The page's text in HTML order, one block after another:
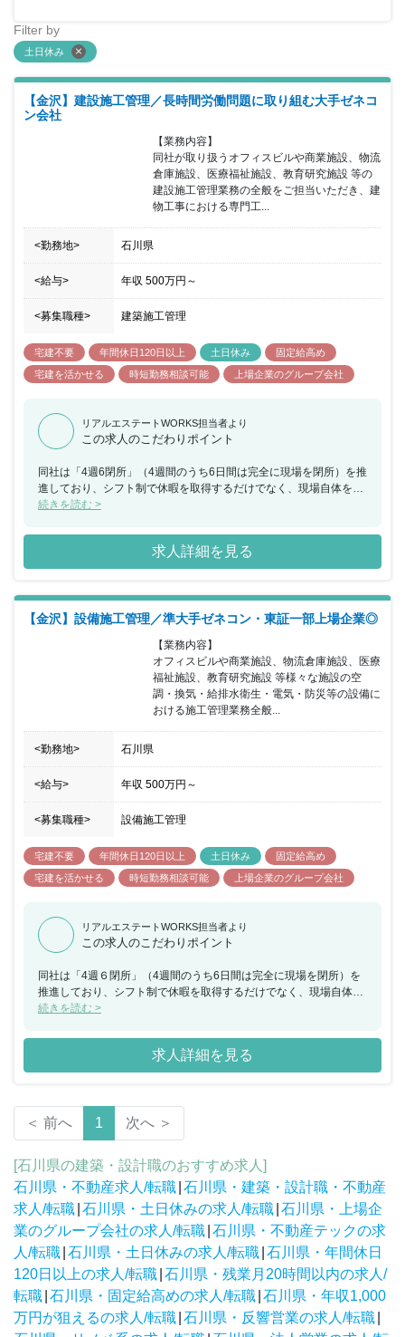
Filter by
土日休み
【金沢】建設施工管理／長時間労働問題に取り組む大手ゼネコ
ン会社
【業務内容】
同社が取り扱うオフィスビルや商業施設、物流
倉庫施設、医療福祉施設、教育研究施設 等の
建設施工管理業務の全般をご担当いただき、建
物工事における専門工...
<勤務地> 石川県
<給与> 年収 500万円 ～
<募集職種> 建築施工管理
宅建不要 年間休日120日以上 土日休み
固定給高め
宅建を活かせる
時短勤務相談可能 上場企業のグループ会社
リアルエステートWORKS担当者より
この求人のこだわりポイント
同社は「4週6閉所」（4週間のうち6日間は完全に現場を閉所）を推
進しており、シフト制で休暇を取得するだけでなく、現場自体を閉
所することで、協力会社社員も含めた業界全体の長時間労働改善の
時間約24時間と建設業界の中でも働きやすい就業環境を保っていま
続きを読む >
求人詳細を見る
【金沢】設備施工管理／準大手ゼネコン・東証一部上場企業◎
【業務内容】
オフィスビルや商業施設、物流倉庫施設、医療
福祉施設、教育研究施設 等様々な施設の空
調・換気・給排水衛生・電気・防災等の設備に
おける施工管理業務全般...
<勤務地> 石川県
<給与> 年収 500万円 ～
<募集職種> 設備施工管理
宅建不要 年間休日120日以上 土日休み
固定給高め
宅建を活かせる
時短勤務相談可能 上場企業のグループ会社
リアルエステートWORKS担当者より
この求人のこだわりポイント
同社は「4週６閉所」（4週間のうち6日間は完全に現場を閉所）を
推進しており、シフト制で休暇を取得するだけでなく、現場自体を
閉所することで、協力会社社員も含めた業界全体の長時間労働改善
業時間約24時間と建設業界の中でも働きやすい就業環境を保ってい
続きを読む >
求人詳細を見る
＜ 前へ 1 次へ ＞
[石川県の建築・設計職のおすすめ求人]
石川県・不動産求人/転職 石川県・建築・設計職・不動産
求人/転職 石川県・土日休みの求人/転職 石川県・上場企
業のグループ会社の求人/転職 石川県・不動産テックの求
人/転職 石川県・土日休みの求人/転職 石川県・年間休日
120日以上の求人/転職 石川県・残業月20時間以内の求人/
転職 石川県・固定給高めの求人/転職 石川県・年収1,000
万円が狙えるの求人/転職 石川県・反響営業の求人/転職